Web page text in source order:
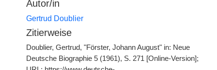
Autor/in
Gertrud Doublier
Zitierweise
Doublier, Gertrud, "Förster, Johann August" in: Neue
Deutsche Biographie 5 (1961), S. 271 [Online-Version];